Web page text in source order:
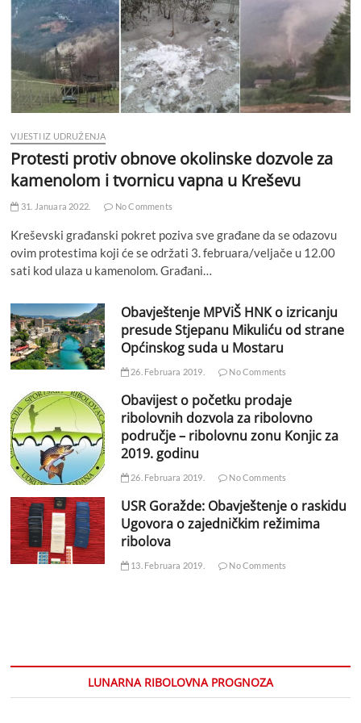
VIJESTI IZ UDRUŽENJA
Protesti protiv obnove okolinske dozvole za
kamenolom i tvornicu vapna u Kreševu
31. Januara 2022. No Comments
Kreševski građanski pokret poziva sve građane da se odazovu
ovim protestima koji će se održati 3. februara/veljače u 12.00
sati kod ulaza u kamenolom. Građani…
Obavještenje MPViŠ HNK o izricanju
presude Stjepanu Mikuliću od strane
Općinskog suda u Mostaru
26. Februara 2019. No Comments
Obavijest o početku prodaje
ribolovnih dozvola za ribolovno
područje – ribolovnu zonu Konjic za
2019. godinu
26. Februara 2019. No Comments
USR Goražde: Obavještenje o raskidu
Ugovora o zajedničkim režimima
ribolova
13. Februara 2019. No Comments
LUNARNA RIBOLOVNA PROGNOZA